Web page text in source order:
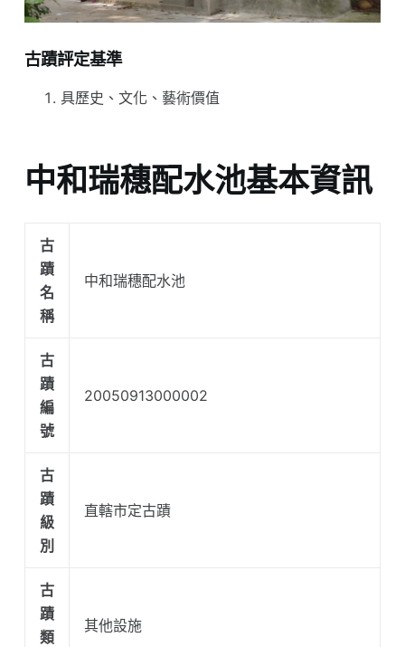
古蹟評定基準
具歷史、文化、藝術價值
中和瑞穗配水池基本資訊
古
蹟
名
稱
中和瑞穗配水池
古
蹟
編
號
20050913000002
古
蹟
級
別
直轄市定古蹟
古
蹟
類
其他設施